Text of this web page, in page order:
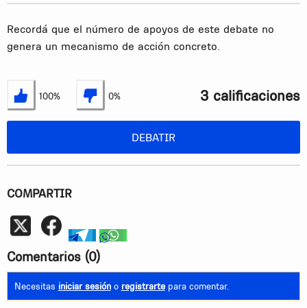
Recordá que el número de apoyos de este debate no
genera un mecanismo de acción concreto.
Estoy de acuerdo
100%
No estoy de acuerdo
0% 3 calificaciones
DEBATIR
COMPARTIR
telegramwhatsapp
Comentarios (0)
Necesitas iniciar sesióno registrartepara comentar.